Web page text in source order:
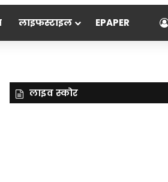
लाइफस्टाइल EPAPER
लाइव स्कोर